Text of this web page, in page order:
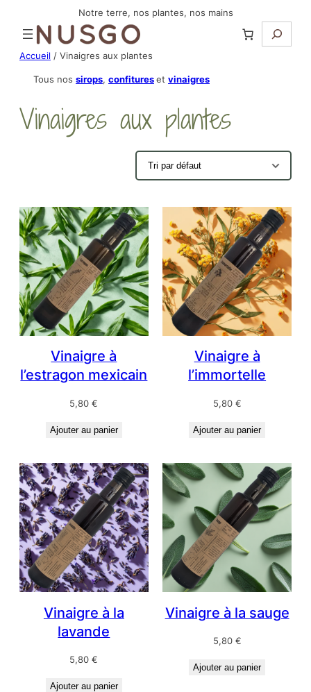
contenu
Notre terre, nos plantes, nos mains
Accueil / Vinaigres aux plantes
Tous nos sirops, confitureset vinaigres
Vinaigres aux plantes
Vinaigre à
l’estragon mexicain
5,80€
Ajouter au panier
Vinaigre à
l’immortelle
5,80 €
Ajouter au panier
Vinaigre à la
lavande
5,80€
Ajouter au panier
Vinaigre à la sauge
5,80 €
Ajouter au panier